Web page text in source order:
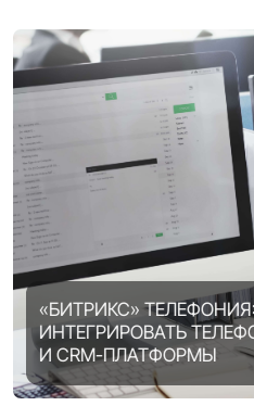
«БИТРИКС»
ИНТЕГРИРОВАТЬ
И CRM-ПЛАТФОРМЫ
ВОЗМОЖНОСТИ «1С-
ВЫБИРАЕМ
DIGITAL
5 ШАГОВ, ЧТОБЫ ВСЕ